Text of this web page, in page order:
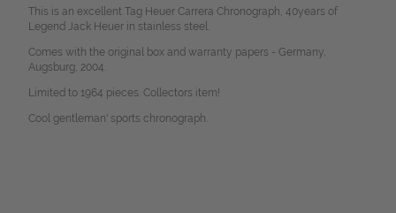
This is an excellent Tag Heuer Carrera Chronograph, 40years of
Legend Jack Heuer in stainless steel.
Comes with the original box and warranty papers - Germany,
Augsburg, 2004.
Limited to 1964 pieces. Collectors item!
Cool gentleman' sports chronograph.